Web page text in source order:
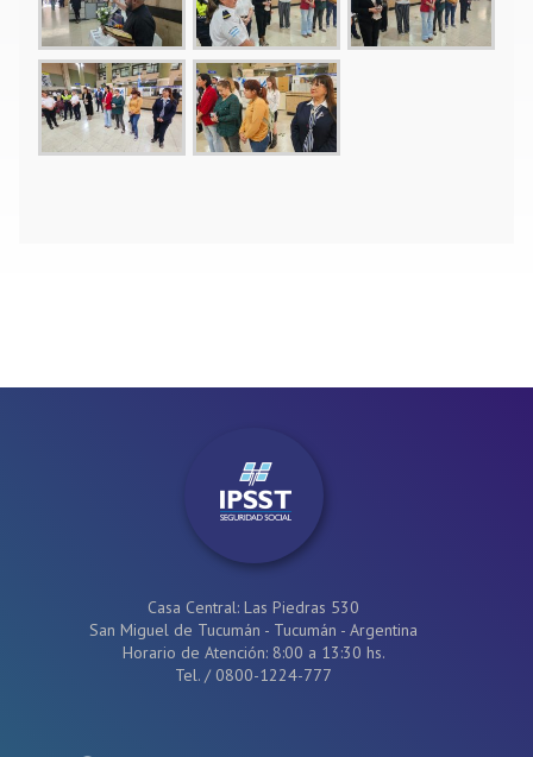
Casa Central: Las Piedras 530
San Miguel de Tucumán - Tucumán - Argentina
Horario de Atención: 8:00 a 13:30 hs.
Tel./ 0800-1224-777